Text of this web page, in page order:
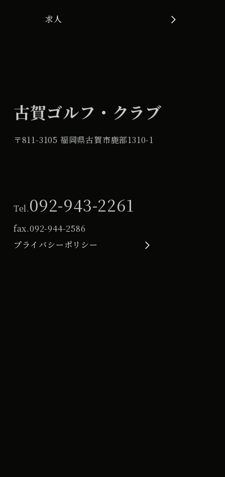
求人
古賀ゴルフ・クラブ
〒811-3105 福岡県古賀市鹿部1310-1
Tel.092-943-2261
fax.092-944-2586
プライバシーポリシー